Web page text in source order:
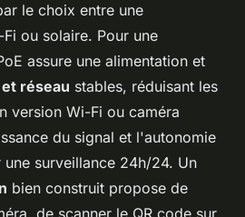
le choix entre une
ou solaire. Pour une
assure une alimentation et
réseau stables, réduisant les
version Wi-Fi ou caméra
du signal et l'autonomie
surveillance 24h/24. Un
bien construit propose de